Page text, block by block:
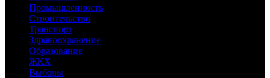
Промышленность
Строительство
Транспорт
Здравоохранение
Образование
ЖКХ
Выборы